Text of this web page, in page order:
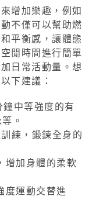
增加樂趣，例如
不僅可以幫助燃
平衡感，讓體態
閒時間進行簡單
日常活動量。想
下建議：
中等強度的有
。
練，鍛鍊全身的
增加身體的柔軟
度運動交替進